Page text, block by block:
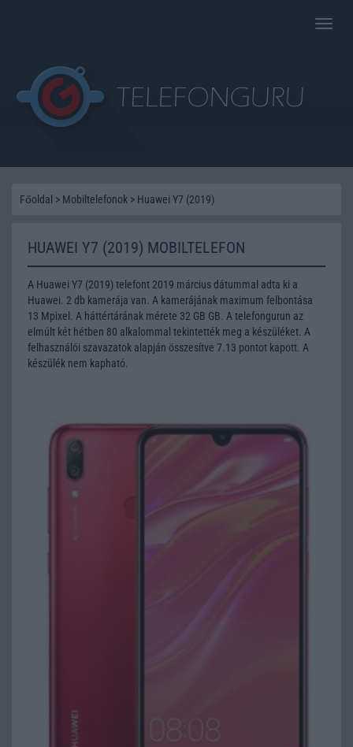
Toggle
Főoldal > Mobiltelefonok > Huawei Y7 (2019)
HUAWEI Y7 (2019) MOBILTELEFON
A Huawei Y7 (2019) telefont 2019 március dátummal adta ki a
Huawei. 2 db kamerája van. A kamerájának maximum felbontása
13 Mpixel. A háttértárának mérete 32 GB GB. A telefongurun az
elmúlt két hétben 80 alkalommal tekintették meg a készüléket. A
felhasználói szavazatok alapján összesítve 7.13 pontot kapott. A
készülék nem kapható.